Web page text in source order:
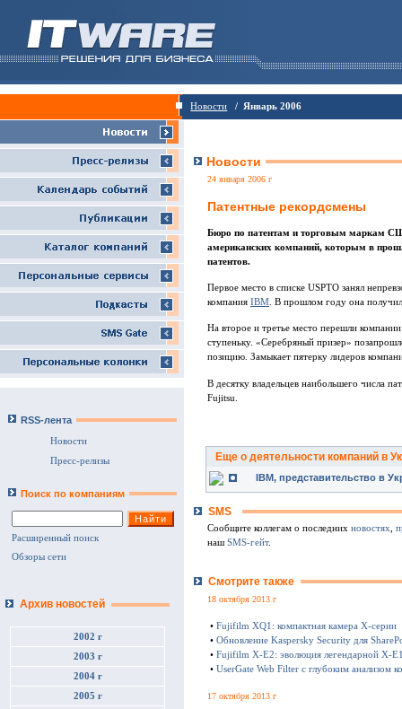
Новости / Январь 2006
RSS-лента
Новости
Пресс-релизы
Поиск по компаниям
Расширенный поиск
Обзоры сети
Архив новостей
2002 г
2003 г
2004 г
2005 г
Новости
24 января 2006 г
Патентные рекордсмены
Бюро по патентам и торговым маркам
американских компаний, которым в
патентов.
Первое место в списке USPTO занял
компания IBM . В прошлом году она
На второе и третье место перешли
ступеньку. «Серебряный призер»
позицию. Замыкает пятерку лидеров
В десятку владельцев наибольшего числа
Fujitsu.
Еще о деятельности компаний в
IBM, представительство в
SMS
Сообщите коллегам о последних новостях,
нашSMS-гейт.
Смотрите также
18 октября 2013 г
• Fujifilm XQ1: компактная камера Х-серии
• Обновление Kaspersky Security для
• Fujifilm X-E2: эволюция легендарной X-
• UserGate Web Filter с глубоким анализом
17 октября 2013 г